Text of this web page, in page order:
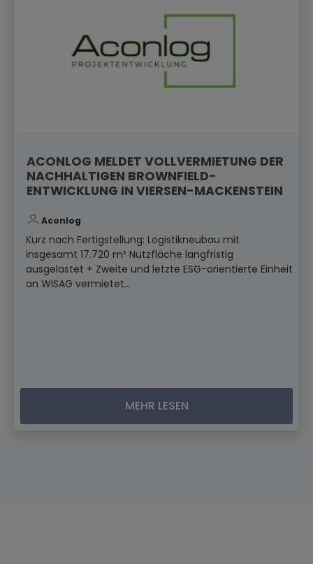
ACONLOG MELDET VOLLVERMIETUNG DER
NACHHALTIGEN BROWNFIELD-
ENTWICKLUNG IN VIERSEN-MACKENSTEIN
Aconlog
Kurz nach Fertigstellung: Logistikneubau mit
insgesamt 17.720 m² Nutzfläche langfristig
ausgelastet + Zweite und letzte ESG-orientierte Einheit
an WISAG vermietet...
MEHR LESEN